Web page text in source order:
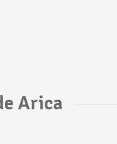
Arica